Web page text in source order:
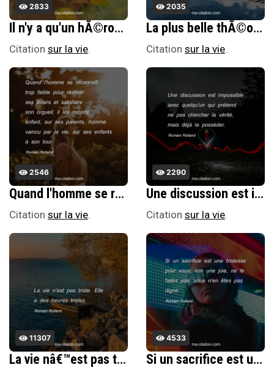
2833
Il n'y a qu'un hÃ©roÃ¯sme au monde : c'est de voir le monde tel qu'il est , et de l'aimer.
Citation sur la vie.
2035
La plus belle thÃ©orie n'a de prix que par les oeuvres oÃ¹ elle s'accomplit.
Citation sur la vie.
2546
Quand l'homme se reconnaÃ®t trop faible pour rÃ©aliser ses dÃ©sirs et satisfaire son orgueil, il les reporte, enfant, sur ses parents, homme vaincu par la vie, sur ses enfants Ã son tour.
Citation sur la vie.
2290
Une discussion est impossible avec quelqu'un qui prÃ©tend ne pas chercher la vÃ©ritÃ©, mais dÃ©jÃ la possÃ©der.
Citation sur la vie.
11307
La vie nâ€™est pas triste. Elle a des heures tristes.
4533
Si un sacrifice est une tristesse pour vous, non une joie, ne le faites pas, vous n'en Ãªtes pas digne.